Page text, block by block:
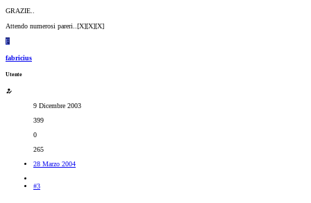
GRAZIE..
Attendo numerosi pareri..[X][X][X]
F
fabricius
Utente
9 Dicembre 2003
399
0
265
28 Marzo 2004
#3